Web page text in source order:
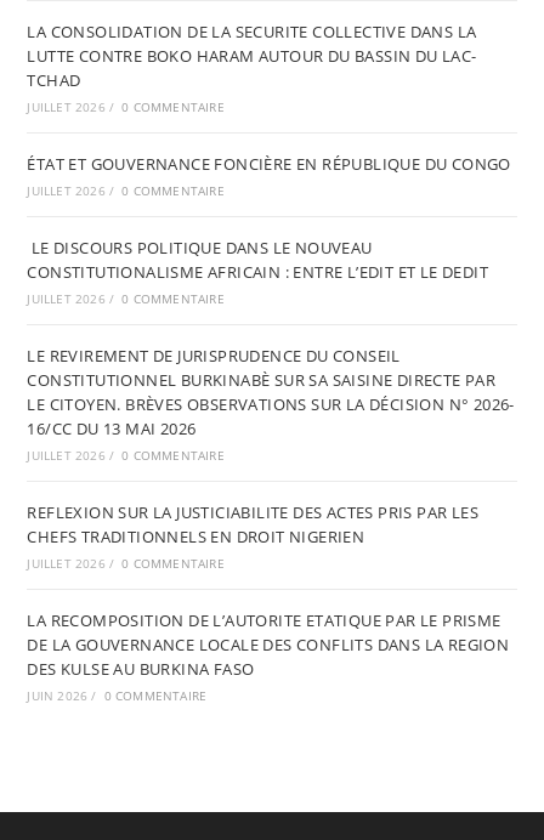
LA CONSOLIDATION DE LA SECURITE COLLECTIVE DANS LA
LUTTE CONTRE BOKO HARAM AUTOUR DU BASSIN DU LAC-
TCHAD
JUILLET 2026 / 0 COMMENTAIRE
ÉTAT ET GOUVERNANCE FONCIÈRE EN RÉPUBLIQUE DU CONGO
JUILLET 2026 / 0 COMMENTAIRE
LE DISCOURS POLITIQUE DANS LE NOUVEAU
CONSTITUTIONALISME AFRICAIN : ENTRE L’EDIT ET LE DEDIT
JUILLET 2026 / 0 COMMENTAIRE
LE REVIREMENT DE JURISPRUDENCE DU CONSEIL
CONSTITUTIONNEL BURKINABÈ SUR SA SAISINE DIRECTE PAR
LE CITOYEN. BRÈVES OBSERVATIONS SUR LA DÉCISION N° 2026-
16/CC DU 13 MAI 2026
JUILLET 2026 / 0 COMMENTAIRE
REFLEXION SUR LA JUSTICIABILITE DES ACTES PRIS PAR LES
CHEFS TRADITIONNELS EN DROIT NIGERIEN
JUILLET 2026 / 0 COMMENTAIRE
LA RECOMPOSITION DE L’AUTORITE ETATIQUE PAR LE PRISME
DE LA GOUVERNANCE LOCALE DES CONFLITS DANS LA REGION
DES KULSE AU BURKINA FASO
JUIN 2026 / 0 COMMENTAIRE